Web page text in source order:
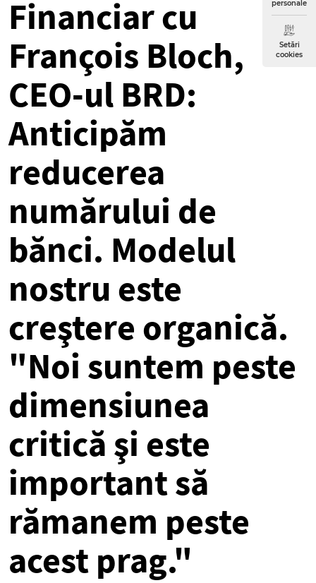
personale
Setări
cookies
Financiar cu
François Bloch,
CEO-ul BRD:
Anticipăm
reducerea
numărului de
bănci. Modelul
nostru este
creştere organică.
"Noi suntem peste
dimen­siu­nea
critică şi este
important să
rămanem peste
acest prag."